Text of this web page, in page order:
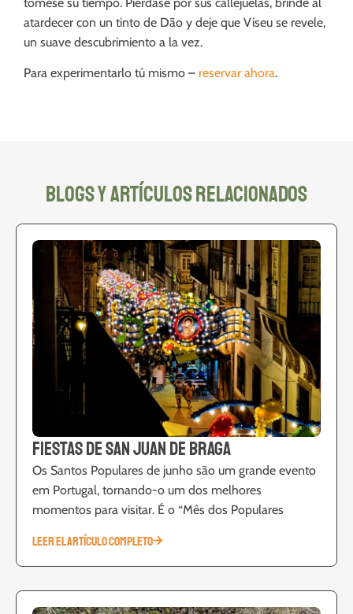
atardecer con un tinto de Dão y deje que Viseu se revele,
un suave descubrimiento a la vez.
Para experimentarlo tú mismo – reservar ahora.
blogs y artículos relacionados
Fiestas de San Juan de Braga
Os Santos Populares de junho são um grande evento
em Portugal, tornando-o um dos melhores
momentos para visitar. É o “Mês dos Populares
LEER EL ARTÍCULO COMPLETO